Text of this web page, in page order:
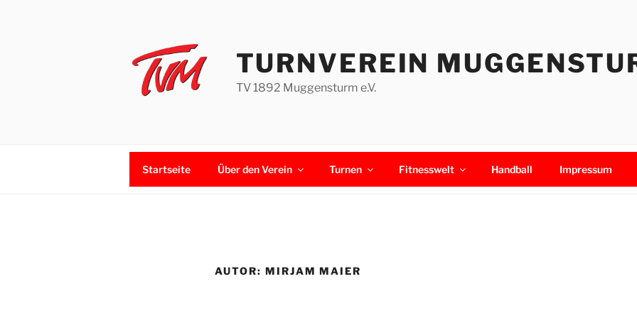
TURNVEREIN
TV 1892 Muggensturm e.V.
Startseite Über den Verein Turnen Fitnesswelt Handball Impressum
AUTOR: MIRJAM MAIER